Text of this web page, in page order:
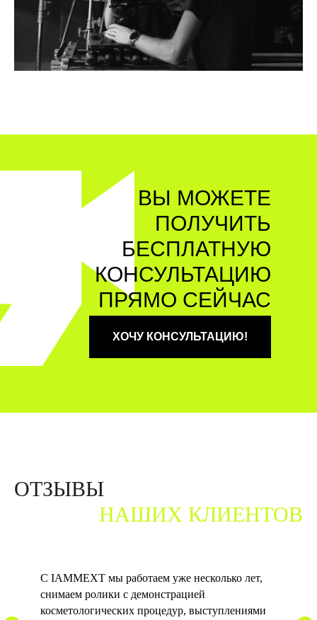
ХОЧУ КОНСУЛЬТАЦИЮ!
ВЫ МОЖЕТЕ
ПОЛУЧИТЬ
БЕСПЛАТНУЮ
КОНСУЛЬТАЦИЮ
ПРЯМО СЕЙЧАС
ОТЗЫВЫ
НАШИХ КЛИЕНТОВ
С IAMMEXT мы работаем уже несколько лет,
снимаем ролики с демонстрацией
косметологических процедур, выступлениями